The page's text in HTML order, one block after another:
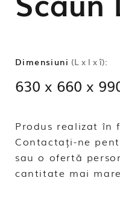
Dimensiuni (L x l x î):
630 x 660 x
Produs realizat în
Contactați-ne
sau o ofertă
cantitate mai